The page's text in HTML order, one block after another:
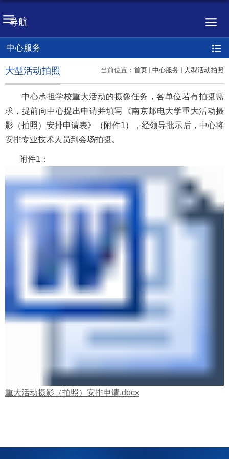
导航
中心服务
当前位置： 首页 中心服务 大型活动拍照
大型活动拍照
中心承担学校重大活动的摄像任务，各单位若有拍摄需
求，提前向中心提出申请并填写《南京邮电大学重大活动摄
影（拍照）安排申请表》（附件1），经领导批示后，中心将
安排专业技术人员到会场拍摄。
附件1：
重大活动摄影（拍照）安排申请.docx